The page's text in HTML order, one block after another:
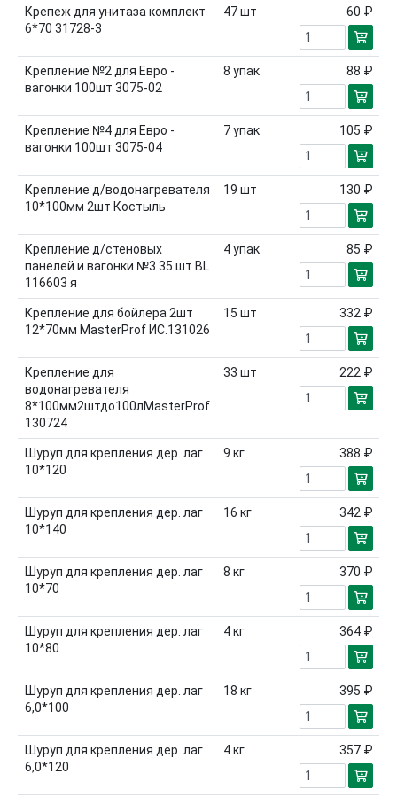
Крепеж для унитаза комплект
6*70 31728-3
47шт 60 ₽
Крепление №2 для Евро -
вагонки 100шт 3075-02
8 упак 88 ₽
Крепление №4 для Евро -
вагонки 100шт 3075-04
7упак 105 ₽
Крепление д/водонагревателя
10*100мм 2шт Костыль
19 шт 130 ₽
Крепление д/стеновых
панелей и вагонки №3 35 шт BL
116603 я
4упак 85 ₽
Крепление для бойлера 2шт
12*70мм MasterProf ИС.131026
15 шт 332 ₽
Крепление для
водонагревателя
8*100мм2штдо100лMasterProf
130724
33 шт 222 ₽
Шуруп для крепления дер. лаг
10*120
9 кг 388 ₽
Шуруп для крепления дер. лаг
10*140
16 кг 342 ₽
Шуруп для крепления дер. лаг
10*70
8 кг 370 ₽
Шуруп для крепления дер. лаг
10*80
4кг 364 ₽
Шуруп для крепления дер. лаг
6,0*100
18 кг 395 ₽
Шуруп для крепления дер. лаг
6,0*120
4кг 357 ₽